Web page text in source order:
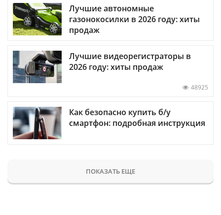
Лучшие автономные
газонокосилки в 2026 году: хиты
продаж
Лучшие видеорегистраторы в
2026 году: хиты продаж
48925
Как безопасно купить б/у
смартфон: подробная инструкция
ПОКАЗАТЬ ЕЩЕ